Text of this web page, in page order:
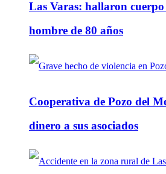
Las Varas: hallaron
hombre de 80 años
Cooperativa de Pozo del
dinero a sus asociados